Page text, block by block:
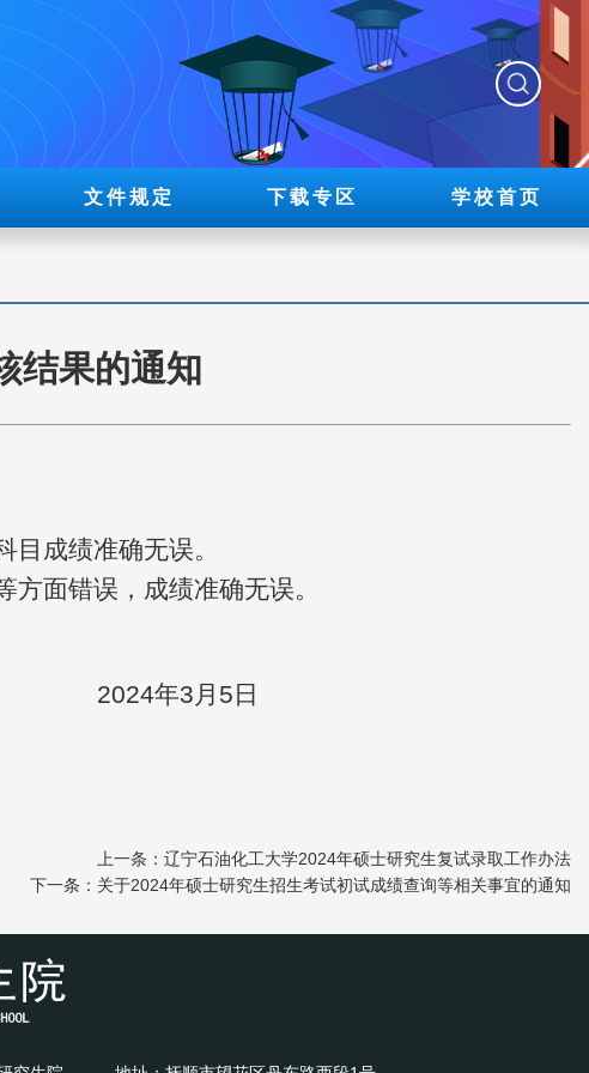
文件规定 下载专区 学校首页
结果的通知
成绩准确无误。
面错误，成绩准确无误。
月5日
上一条：辽宁石油化工大学2024年硕士研究生复试录取工作办法
下一条：关于2024年硕士研究生招生考试初试成绩查询等相关事宜的通知